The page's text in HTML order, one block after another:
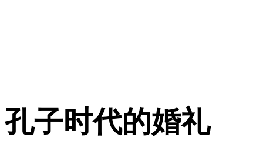
孔子时代的婚礼